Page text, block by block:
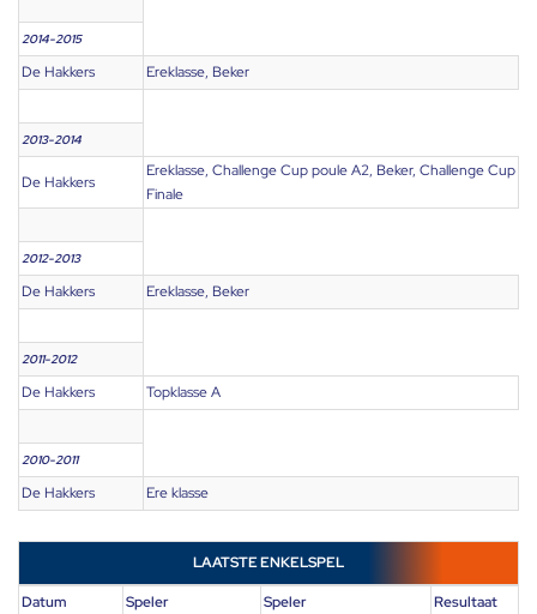
2014-2015
De Hakkers Ereklasse, Beker
2013-2014
De Hakkers
Ereklasse, Challenge Cup poule A2, Beker, Challenge Cup
Finale
2012-2013
De Hakkers Ereklasse, Beker
2011-2012
De Hakkers Topklasse A
2010-2011
De Hakkers Ere klasse
LAATSTE ENKELSPEL
Datum Speler Speler
Resultaat